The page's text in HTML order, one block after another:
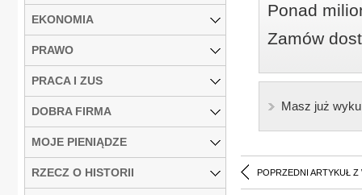
Ponad
Zamów
Masz już
POPRZEDNI ARTYKUŁ Z
EKONOMIA
PRAWO
PRACA I ZUS
DOBRA FIRMA
MOJE PIENIĄDZE
RZECZ O HISTORII